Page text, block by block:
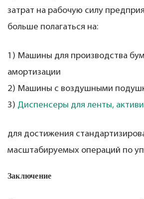
затрат на рабочую силу
больше полагаться на:
1) Машины для производства
амортизации
2) Машины с воздушными
3) Диспенсеры для ленты,
для достижения
масштабируемых операций по
Заключение